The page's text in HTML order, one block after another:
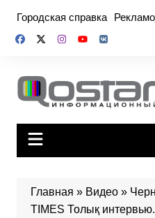
содержимому
Городская справка
Главная » Видео»
TIMES Толық